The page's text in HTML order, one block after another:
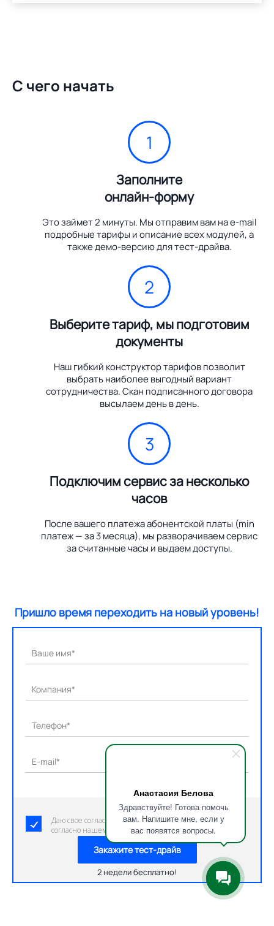
Анастасия Белова
Здравствуйте! Готова помочь
вам. Напишите мне, если у
вас появятся вопросы.
С чего начать
1
Заполните
онлайн-форму
Это займет 2 минуты. Мы отправим вам на e-mail
подробные тарифы и описание всех модулей, а
также демо-версию для тест-драйва.
2
Выберите тариф, мы подготовим
документы
Наш гибкий конструктор тарифов позволит
выбрать наиболее выгодный вариант
сотрудничества. Скан подписанного договора
высылаем день в день.
3
Подключим сервис за несколько
часов
После вашего платежа абонентской платы (min
платеж — за 3 месяца), мы разворачиваем сервис
за считанные часы и выдаем доступы.
Пришло время переходить на новый уровень!
Ваше имя*
Компания*
Телефон*
E-mail*
Даю свое согласие на обработку персональных данных
согласно нашему пользовательскому соглашению.
Закажите тест-драйв
2 недели бесплатно!